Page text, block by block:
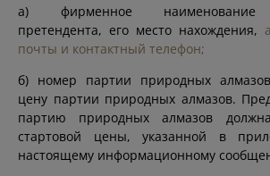
а) фирменное наименование
претендента, его место нахождения,
почты и контактный телефон;
б) номер партии природных
цену партии природных алмазов.
партию природных алмазов
стартовой цены, указанной в
настоящему информационному